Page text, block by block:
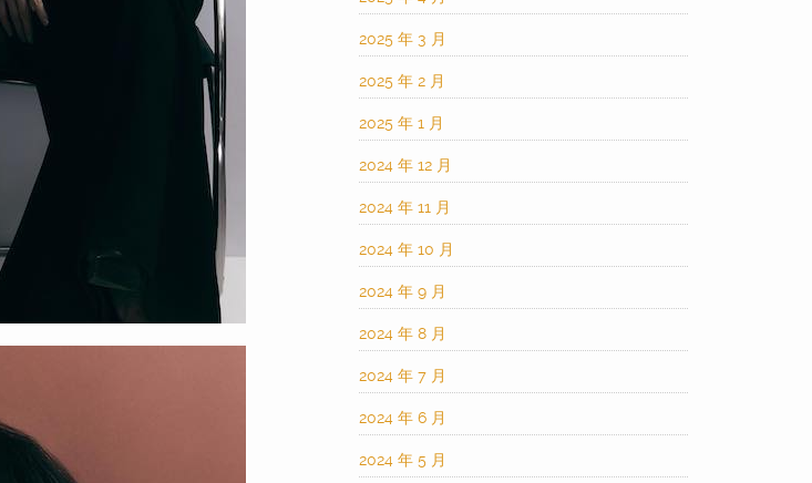
2025 年 3 月
2025 年 2 月
2025 年 1 月
2024 年 12 月
2024 年 11 月
2024 年 10 月
2024 年 9 月
2024 年 8 月
2024 年 7 月
2024 年 6 月
2024 年 5 月